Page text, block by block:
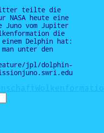
teilte die
NASA heute eine
Juno vom Jupiter
die
Delphin hat:
unter den
jpl/dolphin-